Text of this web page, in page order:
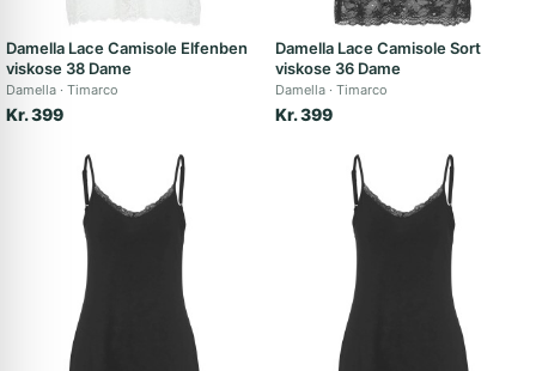
Damella Lace Camisole Elfenben
viskose 38 Dame
Damella Timarco
Kr. 399
Damella Lace Camisole Sort
viskose 36 Dame
Damella Timarco
Kr. 399